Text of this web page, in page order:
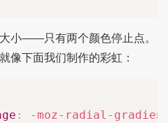
小——只有两个颜色停止点。
像下面我们制作的彩虹：
:
-moz-radial-